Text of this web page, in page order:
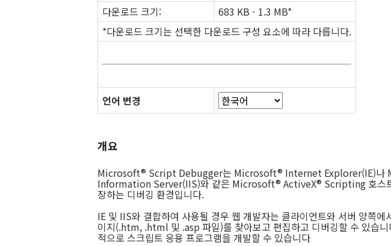
다운로드 크기:
683 KB - 1.3 MB*
*다운로드 크기는 선택한 다운로드 구성 요소에 따라 다릅니다.
언어 변경
개요
Microsoft® Script Debugger는 Microsoft® Internet Explorer(IE)
Information Server(IIS)와 같은 Microsoft® ActiveX® Scripting 호스
장하는 디버깅 환경입니다.
IE 및 IIS와 결합하여 사용될 경우 웹 개발자는 클라이언트와 서버 양쪽에
이지(.htm, .html 및 .asp 파일)를 찾아보고 편집하고 디버깅할 수 있습니
적으로 스크립트 응용 프로그램을 개발할 수 있습니다